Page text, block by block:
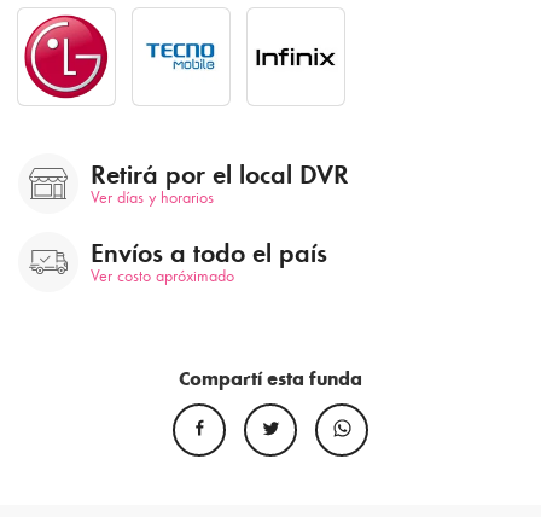
Retirá por el local DVR
Ver días y horarios
Envíos a todo el país
Ver costo apróximado
Compartí esta funda